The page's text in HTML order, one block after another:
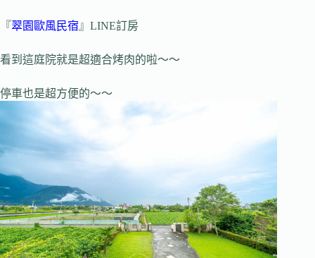
『翠園歐風民宿 』LINE訂房
看到這庭院就是超適合烤肉的啦～～
停車也是超方便的～～